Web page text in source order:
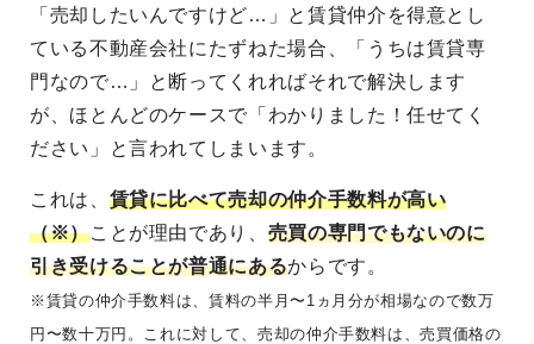
「売却したいんですけど…」と賃貸仲介を得意とし
ている不動産会社にたずねた場合、「うちは賃貸専
門なので…」と断ってくれればそれで解決します
が、ほとんどのケースで「わかりました！任せてく
ださい」と言われてしまいます。
これは、 賃貸に比べて売却の仲介手数料が高い
（※）ことが理由であり、 売買の専門でもないのに
引き受けることが普通にあるからです。
※賃貸の仲介手数料は、賃料の半月〜1ヵ月分が相場なので数万
円〜数十万円。これに対して、売却の仲介手数料は、売買価格の